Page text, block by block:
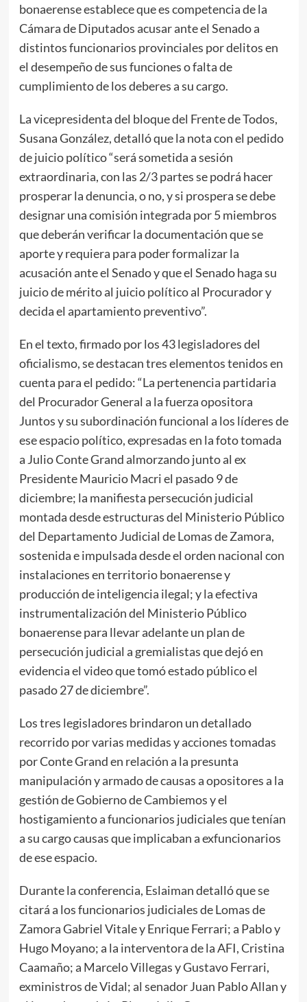
bonaerense establece que es competencia de la
Cámara de Diputados acusar ante el Senado a
distintos funcionarios provinciales por delitos en
el desempeño de sus funciones o falta de
cumplimiento de los deberes a su cargo.
La vicepresidenta del bloque del Frente de Todos,
Susana González, detalló que la nota con el pedido
de juicio político “será sometida a sesión
extraordinaria, con las 2/3 partes se podrá hacer
prosperar la denuncia, o no, y si prospera se debe
designar una comisión integrada por 5 miembros
que deberán verificar la documentación que se
aporte y requiera para poder formalizar la
acusación ante el Senado y que el Senado haga su
juicio de mérito al juicio político al Procurador y
decida el apartamiento preventivo”.
En el texto, firmado por los 43 legisladores del
oficialismo, se destacan tres elementos tenidos en
cuenta para el pedido: “La pertenencia partidaria
del Procurador General a la fuerza opositora
Juntos y su subordinación funcional a los líderes de
ese espacio político, expresadas en la foto tomada
a Julio Conte Grand almorzando junto al ex
Presidente Mauricio Macri el pasado 9 de
diciembre; la manifiesta persecución judicial
montada desde estructuras del Ministerio Público
del Departamento Judicial de Lomas de Zamora,
sostenida e impulsada desde el orden nacional con
instalaciones en territorio bonaerense y
producción de inteligencia ilegal; y la efectiva
instrumentalización del Ministerio Público
bonaerense para llevar adelante un plan de
persecución judicial a gremialistas que dejó en
evidencia el video que tomó estado público el
pasado 27 de diciembre”.
Los tres legisladores brindaron un detallado
recorrido por varias medidas y acciones tomadas
por Conte Grand en relación a la presunta
manipulación y armado de causas a opositores a la
gestión de Gobierno de Cambiemos y el
hostigamiento a funcionarios judiciales que tenían
a su cargo causas que implicaban a exfuncionarios
de ese espacio.
Durante la conferencia, Eslaiman detalló que se
citará a los funcionarios judiciales de Lomas de
Zamora Gabriel Vitale y Enrique Ferrari; a Pablo y
Hugo Moyano; a la interventora de la AFI, Cristina
Caamaño; a Marcelo Villegas y Gustavo Ferrari,
exministros de Vidal; al senador Juan Pablo Allan y